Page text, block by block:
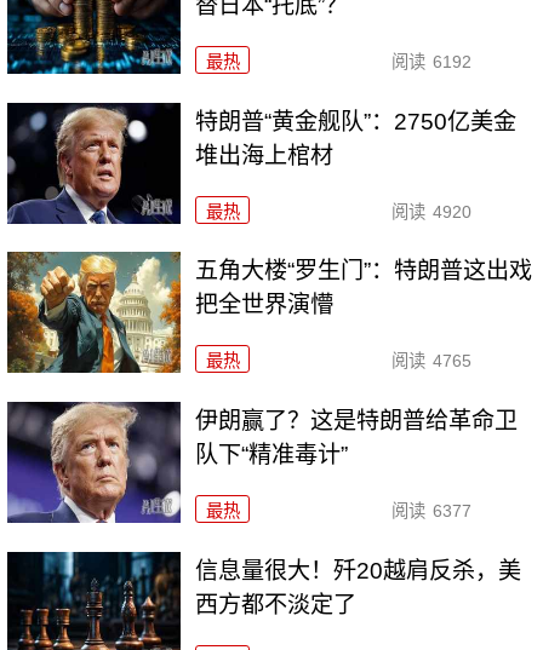
替日本“托底”？
最热 阅读 6192
特朗普“黄金舰队”：2750亿美金
堆出海上棺材
最热 阅读 4920
五角大楼“罗生门”：特朗普这出戏
把全世界演懵
最热 阅读 4765
伊朗赢了？这是特朗普给革命卫
队下“精准毒计”
最热 阅读 6377
信息量很大！歼20越肩反杀，美
西方都不淡定了